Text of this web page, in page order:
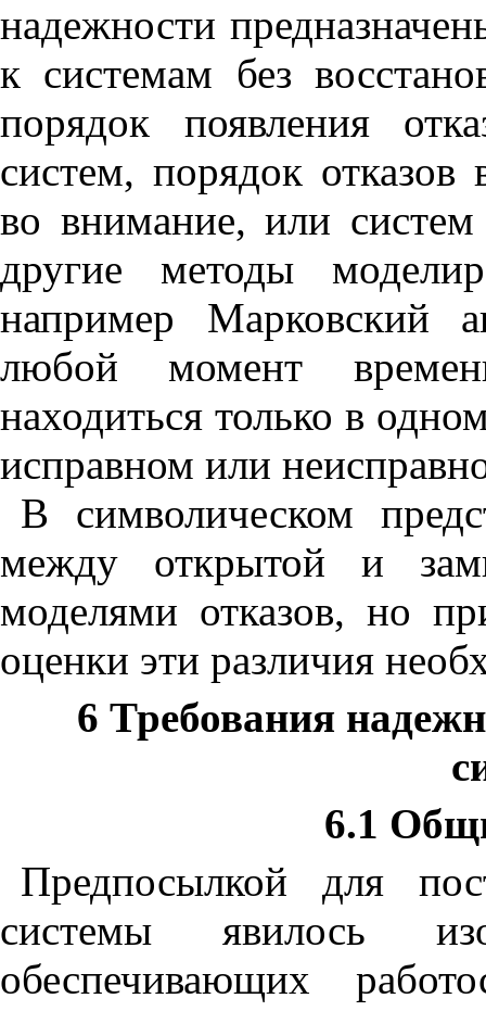
надежности
к системам без
порядок появления
систем, порядок
во внимание, или
другие методы
например Марковский
любой момент
находиться только в
исправном или
В символическом
между открытой и
моделями отказов, но
оценки эти различия
6 Требования
6.1
Предпосылкой для
системы явилось
обеспечивающих